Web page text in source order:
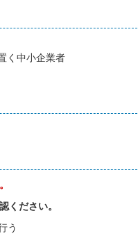
く中小企業者
ください。
う